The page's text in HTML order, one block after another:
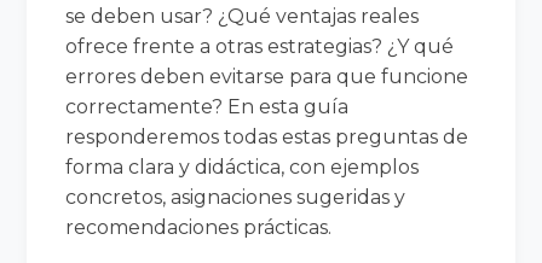
se deben usar? ¿Qué ventajas reales
ofrece frente a otras estrategias? ¿Y qué
errores deben evitarse para que funcione
correctamente? En esta guía
responderemos todas estas preguntas de
forma clara y didáctica, con ejemplos
concretos, asignaciones sugeridas y
recomendaciones prácticas.